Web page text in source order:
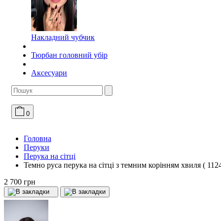
Накладний чубчик
Тюрбан головний убір
Аксесуари
0
Головна
Перуки
Перука на сітці
Темно руса перука на сітці з темним корінням хвиля (
2 700 грн